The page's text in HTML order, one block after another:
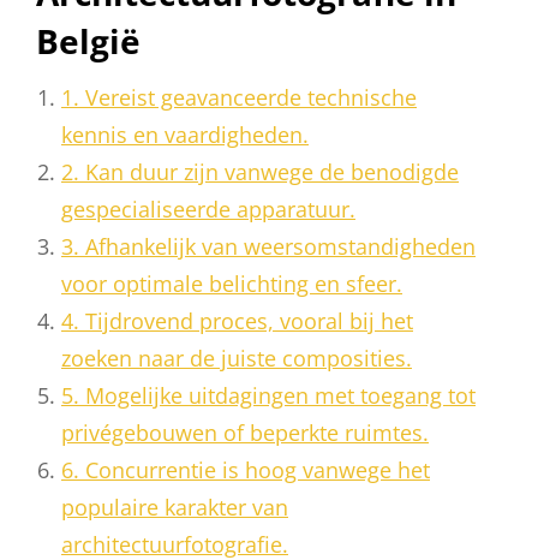
België
1. Vereist geavanceerde technische
kennis en vaardigheden.
2. Kan duur zijn vanwege de benodigde
gespecialiseerde apparatuur.
3. Afhankelijk van weersomstandigheden
voor optimale belichting en sfeer.
4. Tijdrovend proces, vooral bij het
zoeken naar de juiste composities.
5. Mogelijke uitdagingen met toegang tot
privégebouwen of beperkte ruimtes.
6. Concurrentie is hoog vanwege het
populaire karakter van
architectuurfotografie.